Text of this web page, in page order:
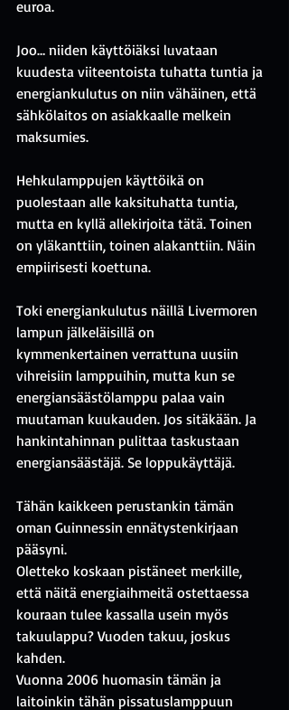
euroa.
Joo… niiden käyttöiäksi luvataan
kuudesta viiteentoista tuhatta tuntia ja
energiankulutus on niin vähäinen, että
sähkölaitos on asiakkaalle melkein
maksumies.
Hehkulamppujen käyttöikä on
puolestaan alle kaksituhatta tuntia,
mutta en kyllä allekirjoita tätä. Toinen
on yläkanttiin, toinen alakanttiin. Näin
empiirisesti koettuna.
Toki energiankulutus näillä Livermoren
lampun jälkeläisillä on
kymmenkertainen verrattuna uusiin
vihreisiin lamppuihin, mutta kun se
energiansäästölamppu palaa vain
muutaman kuukauden. Jos sitäkään. Ja
hankintahinnan pulittaa taskustaan
energiansäästäjä. Se loppukäyttäjä.
Tähän kaikkeen perustankin tämän
oman Guinnessin ennätystenkirjaan
pääsyni.
Oletteko koskaan pistäneet merkille,
että näitä energiaihmeitä ostettaessa
kouraan tulee kassalla usein myös
takuulappu? Vuoden takuu, joskus
kahden.
Vuonna 2006 huomasin tämän ja
laitoinkin tähän pissatuslamppuun